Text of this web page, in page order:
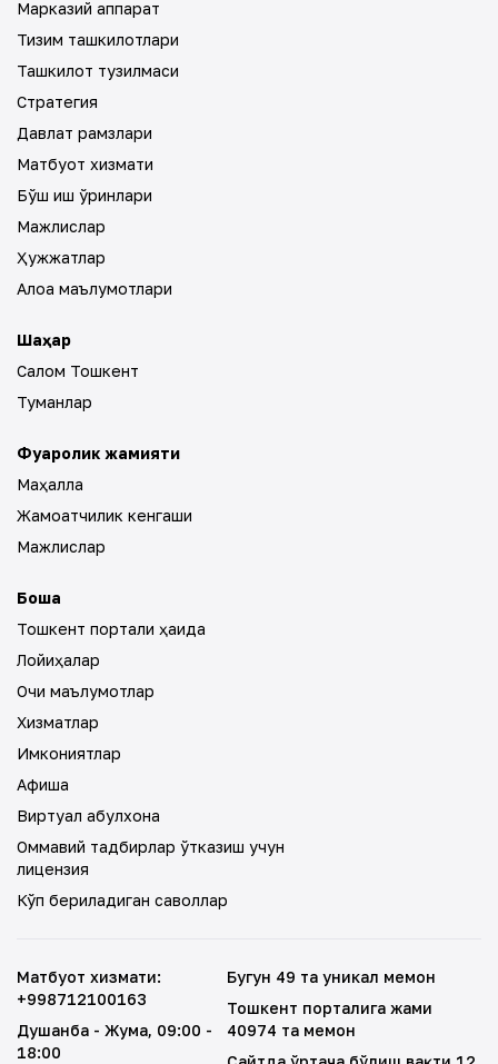
Марказий аппарат
Тизим ташкилотлари
Ташкилот тузилмаси
Стратегия
Давлат рамзлари
Матбуот хизмати
Бўш иш ўринлари
Мажлислар
Ҳужжатлар
Алоқа маълумотлари
Шаҳар
Салом Тошкент
Туманлар
Фуқаролик жамияти
Маҳалла
Жамоатчилик кенгаши
Мажлислар
Бошқа
Тошкент портали ҳақида
Лойиҳалар
Очиқ маълумотлар
Хизматлар
Имкониятлар
Афиша
Виртуал қабулхона
Оммавий тадбирлар ўтказиш учун
лицензия
Кўп бериладиган саволлар
Матбуот хизмати:
+998712100163
Душанба - Жума, 09:00 -
18:00
Бугун 49 та уникал меҳмон
Тошкент порталига жами
40974 та меҳмон